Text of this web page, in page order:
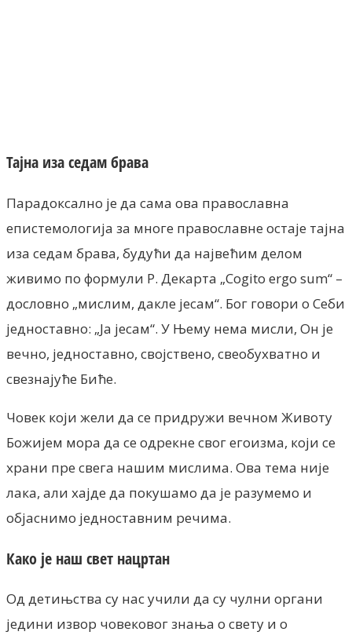
Тајна иза седам брава
Парадоксално је да сама ова православна
епистемологија за многе православне остаје тајна
иза седам брава, будући да највећим делом
живимо по формули Р. Декарта „Cogito ergo sum“ –
дословно „мислим, дакле јесам“. Бог говори о Себи
једноставно: „Ја jeсам“. У Њему нема мисли, Он је
вечно, једноставно, својствено, свеобухватно и
свезнајуће Биће.
Човек који жели да се придружи вечном Животу
Божијем мора да се одрекне свог егоизма, који се
храни пре свега нашим мислима. Ова тема није
лака, али хајде да покушамо да је разумемо и
објаснимо једноставним речима.
Како је наш свет нацртан
Од детињства су нас учили да су чулни органи
једини извор човековог знања о свету и о